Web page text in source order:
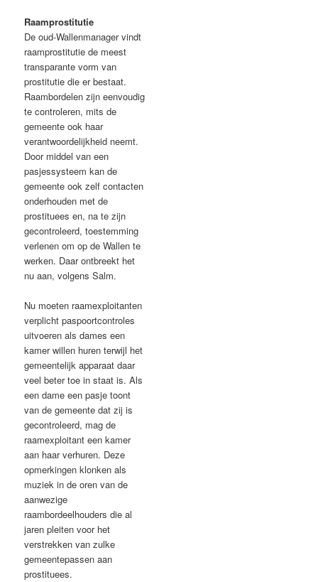
Raamprostitutie
De oud-Wallenmanager vindt
raamprostitutie de meest
transparante vorm van
prostitutie die er bestaat.
Raambordelen zijn eenvoudig
te controleren, mits de
gemeente ook haar
verantwoordelijkheid neemt.
Door middel van een
pasjessysteem kan de
gemeente ook zelf contacten
onderhouden met de
prostituees en, na te zijn
gecontroleerd, toestemming
verlenen om op de Wallen te
werken. Daar ontbreekt het
nu aan, volgens Salm.
Nu moeten raamexploitanten
verplicht paspoortcontroles
uitvoeren als dames een
kamer willen huren terwijl het
gemeentelijk apparaat daar
veel beter toe in staat is. Als
een dame een pasje toont
van de gemeente dat zij is
gecontroleerd, mag de
raamexploitant een kamer
aan haar verhuren. Deze
opmerkingen klonken als
muziek in de oren van de
aanwezige
raambordeelhouders die al
jaren pleiten voor het
verstrekken van zulke
gemeentepassen aan
prostituees.